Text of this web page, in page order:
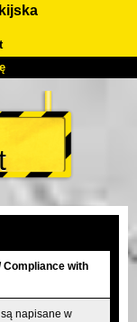
Cena
FAQ
Shibuya
Tokyo Bay
Compliance with
napisane w